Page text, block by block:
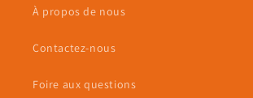
À propos de nous
Contactez-nous
Foire aux questions